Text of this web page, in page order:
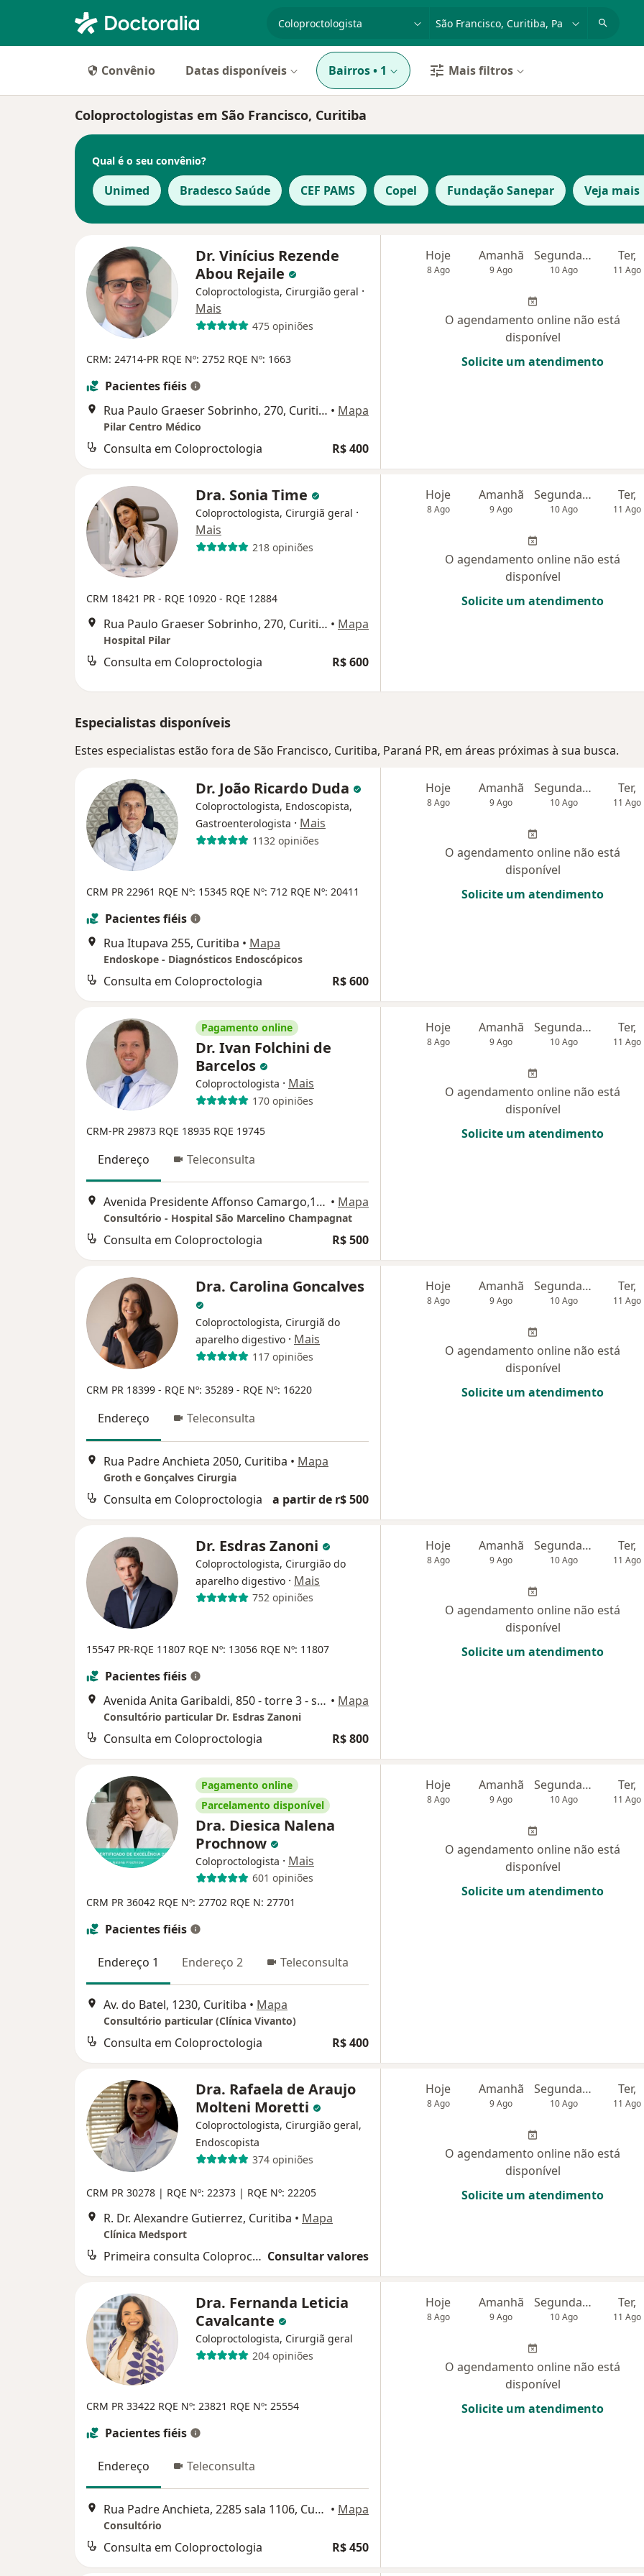
Convênio Datas disponíveis Bairros• 1 Mais filtros
Coloproctologistas em São Francisco, Curitiba
Qual é o seu convênio?
Unimed Bradesco Saúde CEF PAMS Copel Fundação Sanepar Veja mais
Dr. Vinícius Rezende
Abou Rejaile
Coloproctologista, Cirurgião geral ·
Mais
475 opiniões
CRM: 24714-PR RQE Nº: 2752 RQE Nº: 1663
Pacientes fiéis
Rua Paulo Graeser Sobrinho, 270, Curitiba • Mapa
Pilar Centro Médico
Consulta em Coloproctologia R$ 400
Hoje
8 Ago
Amanhã
9 Ago
Segunda-feira
10 Ago
Ter,
11 Ago
O agendamento online não está
disponível
Solicite um atendimento
Dra. Sonia Time
Coloproctologista, Cirurgiã geral ·
Mais
218 opiniões
CRM 18421 PR - RQE 10920 - RQE 12884
Rua Paulo Graeser Sobrinho, 270, Curitiba • Mapa
Hospital Pilar
Consulta em Coloproctologia R$ 600
Hoje
8 Ago
Amanhã
9 Ago
Segunda-feira
10 Ago
Ter,
11 Ago
O agendamento online não está
disponível
Solicite um atendimento
Especialistas disponíveis
Estes especialistas estão fora de São Francisco, Curitiba, Paraná PR, em áreas próximas à sua busca.
Dr. João Ricardo Duda
Coloproctologista, Endoscopista,
Gastroenterologista · Mais
1132 opiniões
CRM PR 22961 RQE Nº: 15345 RQE Nº: 712 RQE Nº: 20411
Pacientes fiéis
Rua Itupava 255, Curitiba • Mapa
Endoskope - Diagnósticos Endoscópicos
Consulta em Coloproctologia R$ 600
Hoje
8 Ago
Amanhã
9 Ago
Segunda-feira
10 Ago
Ter,
11 Ago
O agendamento online não está
disponível
Solicite um atendimento
Pagamento online
Dr. Ivan Folchini de
Barcelos
Coloproctologista · Mais
170 opiniões
CRM-PR 29873 RQE 18935 RQE 19745
Endereço Teleconsulta
Avenida Presidente Affonso Camargo,1399 - 8⁰ andar, Curitiba • Mapa
Consultório - Hospital São Marcelino Champagnat
Consulta em Coloproctologia R$ 500
Hoje
8 Ago
Amanhã
9 Ago
Segunda-feira
10 Ago
Ter,
11 Ago
O agendamento online não está
disponível
Solicite um atendimento
Dra. Carolina Goncalves
Coloproctologista, Cirurgiã do
aparelho digestivo · Mais
117 opiniões
CRM PR 18399 - RQE Nº: 35289 - RQE Nº: 16220
Endereço Teleconsulta
Rua Padre Anchieta 2050, Curitiba • Mapa
Groth e Gonçalves Cirurgia
Consulta em Coloproctologia a partir de r$ 500
Hoje
8 Ago
Amanhã
9 Ago
Segunda-feira
10 Ago
Ter,
11 Ago
O agendamento online não está
disponível
Solicite um atendimento
Dr. Esdras Zanoni
Coloproctologista, Cirurgião do
aparelho digestivo · Mais
752 opiniões
15547 PR-RQE 11807 RQE Nº: 13056 RQE Nº: 11807
Pacientes fiéis
Avenida Anita Garibaldi, 850 - torre 3 - sala 511; Cabral, Curitiba • Mapa
Consultório particular Dr. Esdras Zanoni
Consulta em Coloproctologia R$ 800
Hoje
8 Ago
Amanhã
9 Ago
Segunda-feira
10 Ago
Ter,
11 Ago
O agendamento online não está
disponível
Solicite um atendimento
Pagamento online
Parcelamento disponível
Dra. Diesica Nalena
Prochnow
Coloproctologista · Mais
601 opiniões
CRM PR 36042 RQE Nº: 27702 RQE N: 27701
Pacientes fiéis
Endereço 1 Endereço 2 Teleconsulta
Av. do Batel, 1230, Curitiba • Mapa
Consultório particular (Clínica Vivanto)
Consulta em Coloproctologia R$ 400
Hoje
8 Ago
Amanhã
9 Ago
Segunda-feira
10 Ago
Ter,
11 Ago
O agendamento online não está
disponível
Solicite um atendimento
Dra. Rafaela de Araujo
Molteni Moretti
Coloproctologista, Cirurgião geral,
Endoscopista
374 opiniões
CRM PR 30278 | RQE Nº: 22373 | RQE Nº: 22205
R. Dr. Alexandre Gutierrez, Curitiba • Mapa
Clínica Medsport
Primeira consulta Coloproctologia Consultar valores
Hoje
8 Ago
Amanhã
9 Ago
Segunda-feira
10 Ago
Ter,
11 Ago
O agendamento online não está
disponível
Solicite um atendimento
Dra. Fernanda Leticia
Cavalcante
Coloproctologista, Cirurgiã geral
204 opiniões
CRM PR 33422 RQE Nº: 23821 RQE Nº: 25554
Pacientes fiéis
Endereço Teleconsulta
Rua Padre Anchieta, 2285 sala 1106, Curitiba • Mapa
Consultório
Consulta em Coloproctologia R$ 450
Hoje
8 Ago
Amanhã
9 Ago
Segunda-feira
10 Ago
Ter,
11 Ago
O agendamento online não está
disponível
Solicite um atendimento